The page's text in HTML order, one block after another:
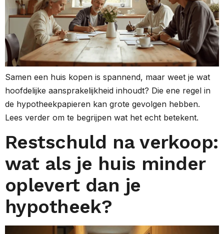
Samen een huis kopen is spannend, maar weet je wat
hoofdelijke aansprakelijkheid inhoudt? Die ene regel in
de hypotheekpapieren kan grote gevolgen hebben.
Lees verder om te begrijpen wat het echt betekent.
Restschuld na verkoop:
wat als je huis minder
oplevert dan je
hypotheek?